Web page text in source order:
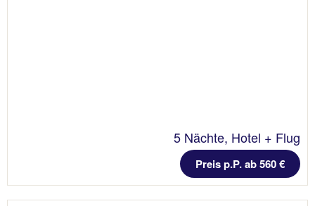
5 Nächte, Hotel + Flug
Preis p.P. ab 560 €